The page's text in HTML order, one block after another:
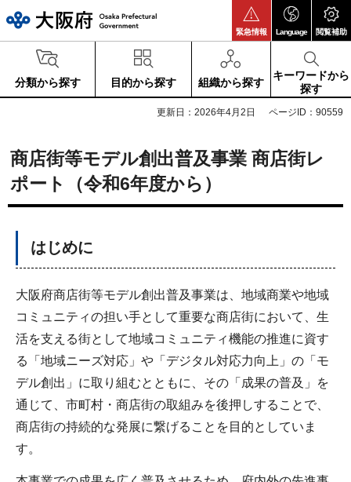
緊急情報 Language 閲覧補助
分類から探す 目的から探す 組織から探す
キーワードから
探す
更新日：2026年4月2日 ページID：90559
商店街等モデル創出普及事業 商店街レ
ポート（令和6年度から）
はじめに
大阪府商店街等モデル創出普及事業は、地域商業や地域
コミュニティの担い手として重要な商店街において、生
活を支える街として地域コミュニティ機能の推進に資す
る「地域ニーズ対応」や「デジタル対応力向上」の「モ
デル創出」に取り組むとともに、その「成果の普及」を
通じて、市町村・商店街の取組みを後押しすることで、
商店街の持続的な発展に繋げることを目的としていま
す。